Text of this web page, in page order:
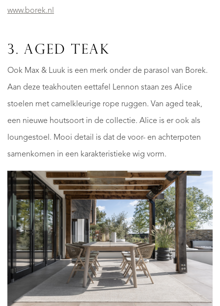
www.borek.nl
3. AGED TEAK
Ook Max & Luuk is een merk onder de parasol van Borek.
Aan deze teakhouten eettafel Lennon staan zes Alice
stoelen met camelkleurige rope ruggen. Van aged teak,
een nieuwe houtsoort in de collectie. Alice is er ook als
loungestoel. Mooi detail is dat de voor- en achterpoten
samenkomen in een karakteristieke wig vorm.